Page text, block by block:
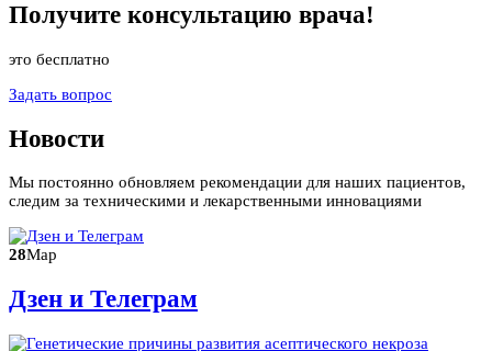
Получите консультацию врача!
это бесплатно
Задать вопрос
Новости
Мы постоянно обновляем рекомендации для наших пациентов,
следим за техническими и лекарственными инновациями
28Мар
Дзен и Телеграм